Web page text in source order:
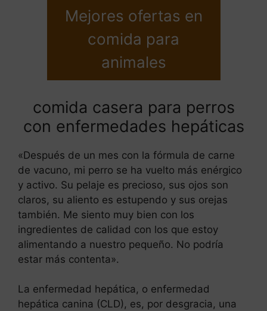
Mejores ofertas en
comida para
animales
comida casera para perros
con enfermedades hepáticas
«Después de un mes con la fórmula de carne
de vacuno, mi perro se ha vuelto más enérgico
y activo. Su pelaje es precioso, sus ojos son
claros, su aliento es estupendo y sus orejas
también. Me siento muy bien con los
ingredientes de calidad con los que estoy
alimentando a nuestro pequeño. No podría
estar más contenta».
La enfermedad hepática, o enfermedad
hepática canina (CLD), es, por desgracia, una